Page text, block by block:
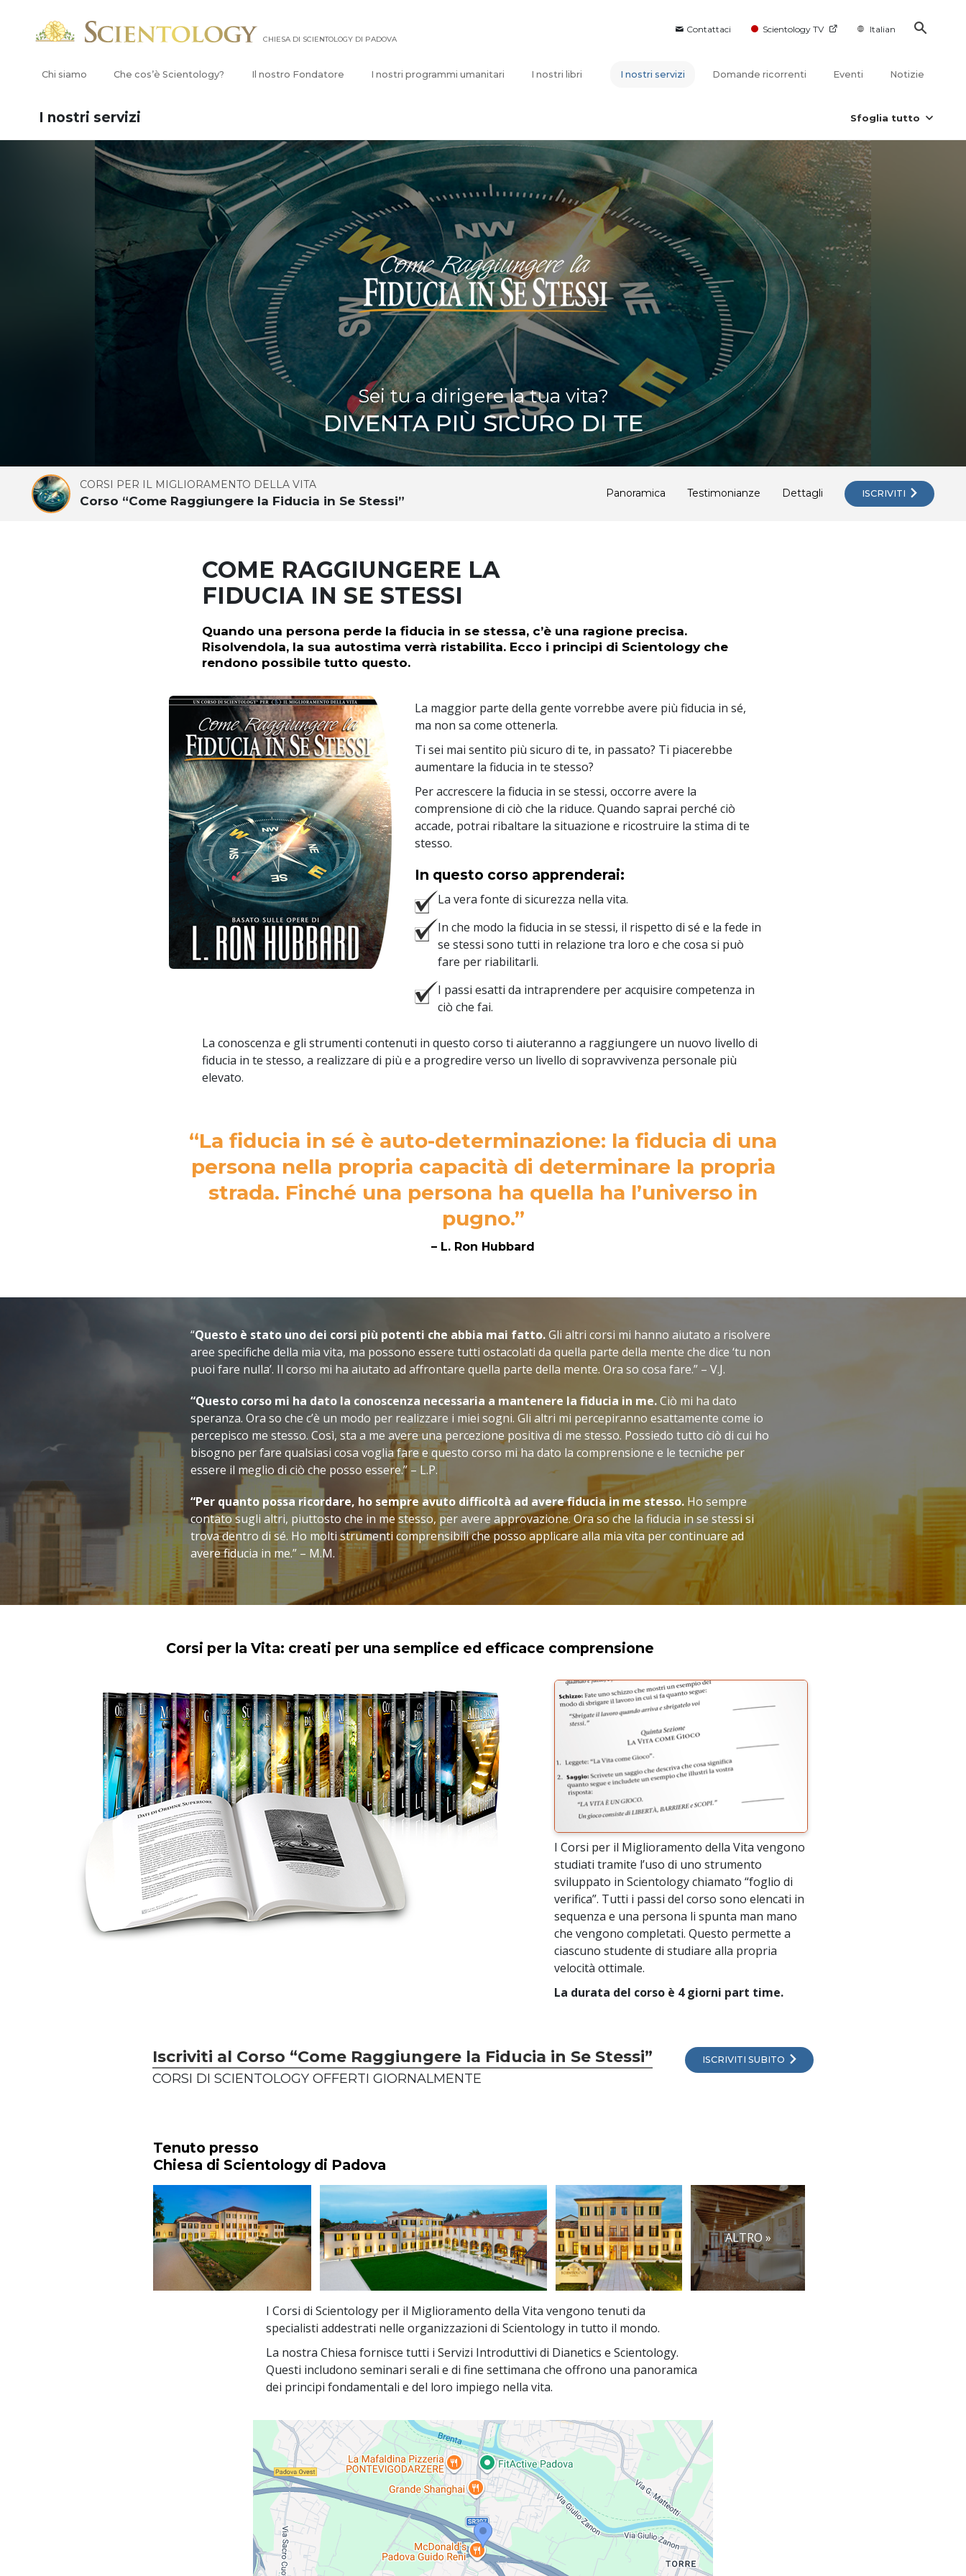
Contattaci Scientology TV Italian
CHIESA DI SCIENTOLOGY DI PADOVA
Chi siamo Che cos’è Scientology? Il nostro Fondatore I nostri programmi umanitari I nostri libri I nostri servizi Domande ricorrenti Eventi Notizie
I nostri servizi Sfoglia tutto
Sei tu a dirigere la tua vita?
DIVENTA PIÙ SICURO DI TE
CORSI PER IL MIGLIORAMENTO DELLA VITA
Corso “Come Raggiungere la Fiducia in Se Stessi”
Panoramica Testimonianze Dettagli ISCRIVITI
COME RAGGIUNGERE LA
FIDUCIA IN SE STESSI
Quando una persona perde la fiducia in se stessa, c’è una ragione precisa.
Risolvendola, la sua autostima verrà ristabilita. Ecco i principi di Scientology che
rendono possibile tutto questo.
La maggior parte della gente vorrebbe avere più fiducia in sé,
ma non sa come ottenerla.
Ti sei mai sentito più sicuro di te, in passato? Ti piacerebbe
aumentare la fiducia in te stesso?
Per accrescere la fiducia in se stessi, occorre avere la
comprensione di ciò che la riduce. Quando saprai perché ciò
accade, potrai ribaltare la situazione e ricostruire la stima di te
stesso.
In questo corso apprenderai:
La vera fonte di sicurezza nella vita.
In che modo la fiducia in se stessi, il rispetto di sé e la fede in
se stessi sono tutti in relazione tra loro e che cosa si può
fare per riabilitarli.
I passi esatti da intraprendere per acquisire competenza in
ciò che fai.
La conoscenza e gli strumenti contenuti in questo corso ti aiuteranno a raggiungere un nuovo livello di
fiducia in te stesso, a realizzare di più e a progredire verso un livello di sopravvivenza personale più
elevato.
“La fiducia in sé è auto-determinazione: la fiducia di una
persona nella propria capacità di determinare la propria
strada. Finché una persona ha quella ha l’universo in
pugno.”
– L. Ron Hubbard
“Questo è stato uno dei corsi più potenti che abbia mai fatto.Gli altri corsi mi hanno aiutato a risolvere
aree specifiche della mia vita, ma possono essere tutti ostacolati da quella parte della mente che dice ‘tu non
puoi fare nulla’. Il corso mi ha aiutato ad affrontare quella parte della mente. Ora so cosa fare.” – V.J.
“Questo corso mi ha dato la conoscenza necessaria a mantenere la fiducia in me.Ciò mi ha dato
speranza. Ora so che c’è un modo per realizzare i miei sogni. Gli altri mi percepiranno esattamente come io
percepisco me stesso. Così, sta a me avere una percezione positiva di me stesso. Possiedo tutto ciò di cui ho
bisogno per fare qualsiasi cosa voglia fare e questo corso mi ha dato la comprensione e le tecniche per
essere il meglio di ciò che posso essere.” – L.P.
“Per quanto possa ricordare, ho sempre avuto difficoltà ad avere fiducia in me stesso. Ho sempre
contato sugli altri, piuttosto che in me stesso, per avere approvazione. Ora so che la fiducia in se stessi si
trova dentro di sé. Ho molti strumenti comprensibili che posso applicare alla mia vita per continuare ad
averefiducia in me.” – M.M.
Corsi per la Vita: creati per una semplice ed efficace comprensione
I Corsi per il Miglioramento della Vita vengono
studiati tramite l’uso di uno strumento
sviluppato in Scientology chiamato “foglio di
verifica”. Tutti i passi del corso sono elencati in
sequenza e una persona li spunta man mano
che vengono completati. Questo permette a
ciascuno studente di studiare alla propria
velocità ottimale.
La durata del corso è 4 giorni part time.
Iscriviti al Corso “Come Raggiungere la Fiducia in Se Stessi”
CORSI DI SCIENTOLOGY OFFERTI GIORNALMENTE
ISCRIVITI SUBITO
Tenuto presso
Chiesa di Scientology di Padova
ALTRO »
I Corsi di Scientology per il Miglioramento della Vita vengono tenuti da
specialisti addestrati nelle organizzazioni di Scientology in tutto il mondo.
La nostra Chiesa fornisce tutti i Servizi Introduttivi di Dianetics e Scientology.
Questi includono seminari serali e di fine settimana che offrono una panoramica
dei principi fondamentali e del loro impiego nella vita.